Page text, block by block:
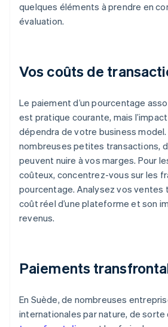
quelques éléments à prendre en
évaluation.
Vos coûts de
Le paiement d’un pourcentage
est pratique courante, mais
dépendra de votre business
nombreuses petites transactions,
peuvent nuire à vos marges. Pour
coûteux, concentrez-vous sur les
pourcentage. Analysez vos ventes
coût réel d’une plateforme et son
revenus.
Paiements
En Suède, de nombreuses
internationales par nature, de sorte